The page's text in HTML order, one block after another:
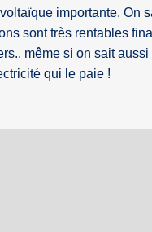
importante. On
sont très rentables
même si on sait
qui le paie !